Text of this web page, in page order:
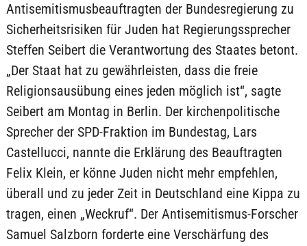
Antisemitismusbeauftragten der Bundesregierung zu
Sicherheitsrisiken für Juden hat Regierungssprecher
Steffen Seibert die Verantwortung des Staates betont.
„Der Staat hat zu gewährleisten, dass die freie
Religionsausübung eines jeden möglich ist“, sagte
Seibert am Montag in Berlin. Der kirchenpolitische
Sprecher der SPD-Fraktion im Bundestag, Lars
Castellucci, nannte die Erklärung des Beauftragten
Felix Klein, er könne Juden nicht mehr empfehlen,
überall und zu jeder Zeit in Deutschland eine Kippa zu
tragen, einen „Weckruf“. Der Antisemitismus-Forscher
Samuel Salzborn forderte eine Verschärfung des